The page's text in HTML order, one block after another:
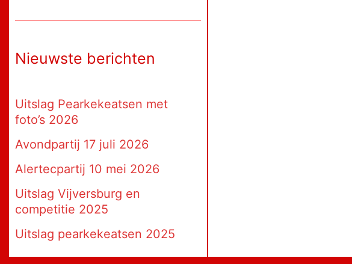
Nieuwste berichten
Uitslag Pearkekeatsen met
foto’s 2026
Avondpartij 17 juli 2026
Alertecpartij 10 mei 2026
Uitslag Vijversburg en
competitie 2025
Uitslag pearkekeatsen 2025